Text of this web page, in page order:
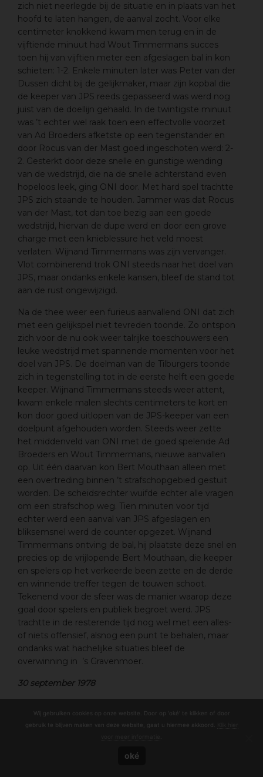
zich niet neerlegde bij de situatie en in plaats van het
hoofd te laten hangen, de aanval zocht. Voor elke
centimeter knokkend kwam men terug en in de
vijftiende minuut had Wout Timmermans succes
toen hij van vijftien meter een afgeslagen bal in kon
schieten: 1-2. Enkele minuten later was Peter van der
Dussen dicht bij de gelijkmaker, maar zijn kopbal die
de keeper van JPS reeds gepasseerd was werd nog
juist van de doellijn gehaald. In de twintigste minuut
was ’t echter wel raak toen een effectvolle voorzet
van Ad Broeders afketste op een tegenstander en
door Rocus van der Mast goed ingeschoten werd: 2-
2. Gesterkt door deze snelle en gunstige wending
van de wedstrijd, die na de snelle achterstand even
hopeloos leek, ging ONI door. Met hard spel trachtte
JPS zich staande te houden. Jammer was dat Rocus
van der Mast, tot dan toe bezig aan een goede
wedstrijd, hiervan de dupe werd en door een grove
charge met een knieblessure het veld moest
verlaten. Wijnand Timmermans was zijn vervanger.
Vlot combinerend trok ONI steeds naar het doel van
JPS, maar ondanks enkele kansen, bleef de stand tot
aan de rust ongewijzigd.
Na de thee weer een furieus aanvallend ONI dat zich
met een gelijkspel niet tevreden toonde. Zo ontspon
zich voor de nu ook weer talrijke toeschouwers een
leuke wedstrijd met spannende momenten voor het
doel van JPS. De doelman van de Tilburgers toonde
zich in tegenstelling tot in de eerste helft een goede
keeper. Wijnand Timmermans steeds weer attent,
kwam enkele malen slechts centimeters te kort en
kon door goed uitlopen van de JPS-keeper van een
doelpunt afgehouden worden. Steeds weer zette
het middenveld van ONI met de goed spelende Ad
Broeders en Wout Timmermans, nieuwe aanvallen
op. Uit één daarvan kon Bert Mouthaan alleen met
een overtreding binnen ’t strafschopgebied gestuit
worden. De scheidsrechter wuifde echter alle vragen
om een strafschop weg. Tien minuten voor tijd
echter werd een aanval van JPS afgeslagen en
bliksemsnel werd de counter opgezet. Wijnand
Timmermans ontving de bal, hij plaatste deze snel en
precies op de vrijlopende Bert Mouthaan, die keeper
en spelers op het verkeerde been zette en de derde
en winnende treffer tegen de touwen schoot.
Tekenend voor de sfeer was de manier waarop deze
goal door spelers en publiek begroet werd. JPS
trachtte in de resterende tijd nog wel met een alles-
of niets offensief, alsnog een punt te behalen, maar
ondanks wat hachelijke situaties bleef de
overwinning in ’s Gravenmoer.
30 september 1978
VV ONI KAN ZO SPELEND
Wij gebruiken cookies op onze website. Door op 'oké' te klikken of door
gebruik te blijven maken van deze website, gaat u hiermee akkoord.
oké